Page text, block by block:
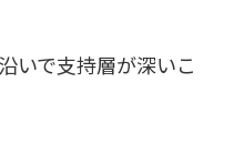
いで支持層が深いこ